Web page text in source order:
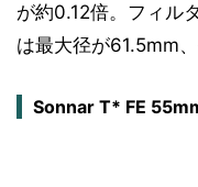
が約0.12倍。フィル
は最大径が61.5mm
Sonnar T* FE